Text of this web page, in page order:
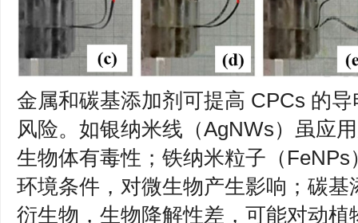
金属和碳基添加剂可提高 CPCs 的
风险。如银纳米线（AgNWs）虽应
生物体有毒性；铁纳米粒子（
环境条件，对微生物产生影响；碳
衍生物，生物降解性差，可能对动